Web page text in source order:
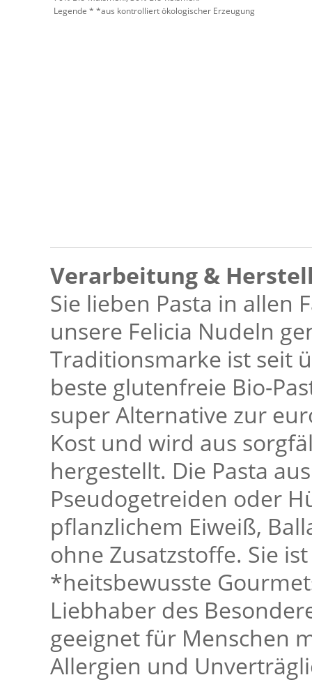
Legende * *aus kontrolliert ökologischer Erzeugung
Verarbeitung &
Sie lieben Pasta in allen
unsere Felicia Nudeln
Traditionsmarke ist seit
beste glutenfreie Bio-
super Alternative zur
Kost und wird aus
hergestellt. Die Pasta
Pseudogetreiden oder
pflanzlichem Eiweiß,
ohne Zusatzstoffe. Sie
*heitsbewusste
Liebhaber des
geeignet für Menschen
Allergien und